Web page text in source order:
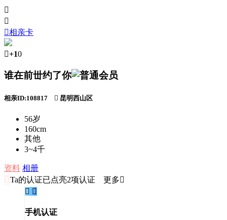


相亲卡
+10
谁在前丗约了你
相亲ID:108817  昆明西山区
56岁
160cm
其他
3~4千
资料 相册
 Ta的认证已点亮2项认证 更多
 
手机认证